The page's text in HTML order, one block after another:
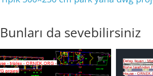
Bunları da sevebilirsiniz